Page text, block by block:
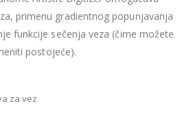
primenu gradientnog popunjavanja
funkcije sečenja veza (čime možete
postojeće).
za vez